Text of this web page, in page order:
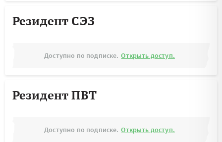
Резидент СЭЗ
Доступно по подписке. Открыть доступ.
Резидент ПВТ
Доступно по подписке. Открыть доступ.